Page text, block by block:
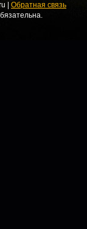
| Обратная связь